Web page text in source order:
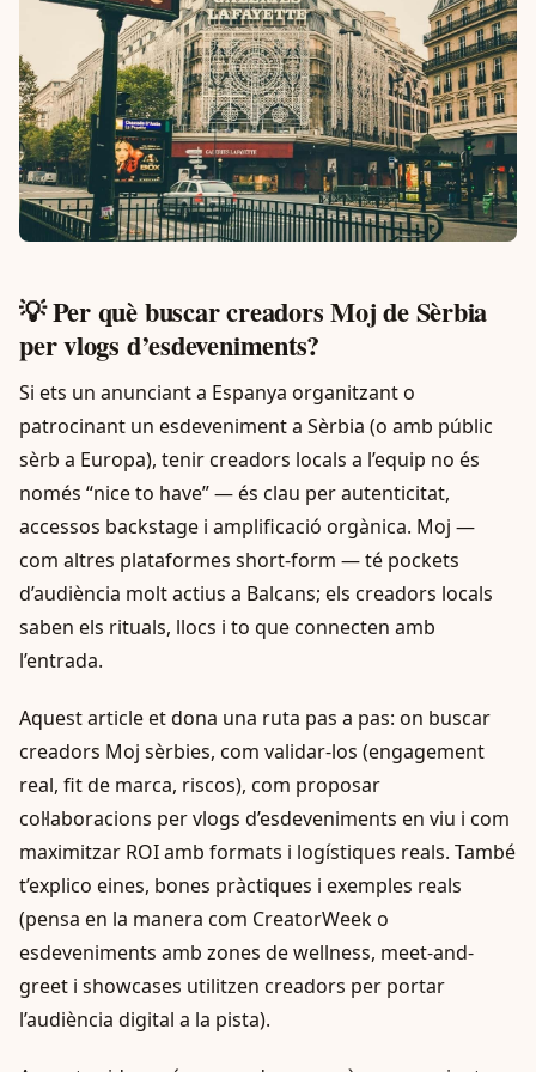
💡 Per què buscar creadors Moj de Sèrbia
per vlogs d’esdeveniments?
Si ets un anunciant a Espanya organitzant o
patrocinant un esdeveniment a Sèrbia (o amb públic
sèrb a Europa), tenir creadors locals a l’equip no és
només “nice to have” — és clau per autenticitat,
accessos backstage i amplificació orgànica. Moj —
com altres plataformes short-form — té pockets
d’audiència molt actius a Balcans; els creadors locals
saben els rituals, llocs i to que connecten amb
l’entrada.
Aquest article et dona una ruta pas a pas: on buscar
creadors Moj sèrbies, com validar-los (engagement
real, fit de marca, riscos), com proposar
col·laboracions per vlogs d’esdeveniments en viu i com
maximitzar ROI amb formats i logístiques reals. També
t’explico eines, bones pràctiques i exemples reals
(pensa en la manera com CreatorWeek o
esdeveniments amb zones de wellness, meet-and-
greet i showcases utilitzen creadors per portar
l’audiència digital a la pista).